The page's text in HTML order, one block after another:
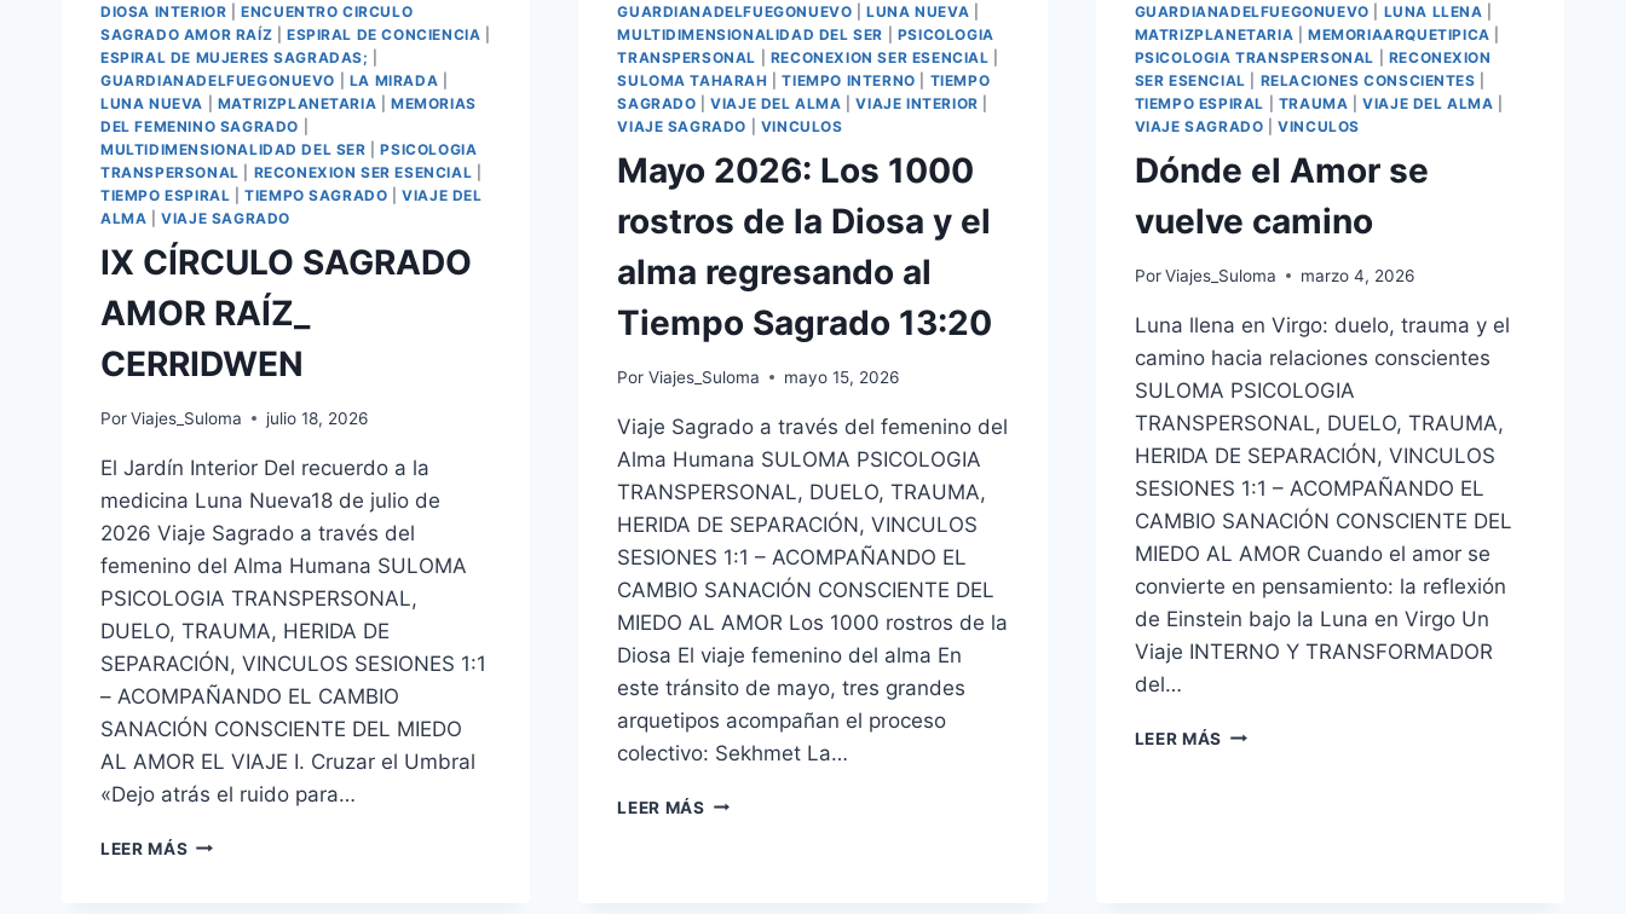
DIOSA INTERIOR |ENCUENTRO CIRCULO
SAGRADO AMOR RAÍZ
ESPIRAL DE CONCIENCIA
ESPIRAL DE MUJERES SAGRADAS;
GUARDIANADELFUEGONUEVO
LA MIRADA
LUNA NUEVA
MATRIZPLANETARIA |MEMORIAS
DEL FEMENINO SAGRADO
MULTIDIMENSIONALIDAD DEL SER |PSICOLOGIA
TRANSPERSONAL
RECONEXION SER ESENCIAL
TIEMPO ESPIRAL |TIEMPO SAGRADO |VIAJE DEL
ALMA |VIAJE SAGRADO
IX CÍRCULO SAGRADO
AMOR RAÍZ_
CERRIDWEN
PorViajes_Suloma julio 18, 2026
El Jardín Interior Del recuerdo a la
medicina Luna Nueva18 de julio de
2026 Viaje Sagrado a través del
femenino del Alma Humana SULOMA
PSICOLOGIA TRANSPERSONAL,
DUELO, TRAUMA, HERIDA DE
SEPARACIÓN, VINCULOS SESIONES 1:1
– ACOMPAÑANDO EL CAMBIO
SANACIÓN CONSCIENTE DEL MIEDO
AL AMOR EL VIAJE I. Cruzar el Umbral
«Dejo atrás el ruido para…
LEER MÁS
GUARDIANADELFUEGONUEVO |LUNA NUEVA
MULTIDIMENSIONALIDAD DEL SER
PSICOLOGIA
TRANSPERSONAL
RECONEXION SER ESENCIAL
SULOMA TAHARAH
|TIEMPO INTERNO
TIEMPO
SAGRADO |VIAJE DEL ALMA |VIAJE INTERIOR
VIAJE SAGRADO
VINCULOS
Mayo 2026: Los 1000
rostros de la Diosa y el
alma regresando al
Tiempo Sagrado 13:20
Por Viajes_Suloma mayo 15, 2026
Viaje Sagrado a través del femenino del
Alma Humana SULOMA PSICOLOGIA
TRANSPERSONAL, DUELO, TRAUMA,
HERIDA DE SEPARACIÓN, VINCULOS
SESIONES 1:1 – ACOMPAÑANDO EL
CAMBIO SANACIÓN CONSCIENTE DEL
MIEDO AL AMOR Los 1000 rostros de la
Diosa El viaje femenino del alma En
este tránsito de mayo, tres grandes
arquetipos acompañan el proceso
colectivo: Sekhmet La…
LEER MÁS
GUARDIANADELFUEGONUEVO
LUNA LLENA
MATRIZPLANETARIA
MEMORIAARQUETIPICA
PSICOLOGIA TRANSPERSONAL
RECONEXION
SER ESENCIAL
RELACIONES CONSCIENTES
TIEMPO ESPIRAL
TRAUMA |VIAJE DEL ALMA
VIAJE SAGRADO |VINCULOS
Dónde el Amor se
vuelve camino
Por Viajes_Suloma marzo 4, 2026
Luna llena en Virgo: duelo, trauma y el
camino hacia relaciones conscientes
SULOMA PSICOLOGIA
TRANSPERSONAL, DUELO, TRAUMA,
HERIDA DE SEPARACIÓN, VINCULOS
SESIONES 1:1 – ACOMPAÑANDO EL
CAMBIO SANACIÓN CONSCIENTE DEL
MIEDO AL AMOR Cuando el amor se
convierte en pensamiento: la reflexión
de Einstein bajo la Luna en Virgo Un
Viaje INTERNO Y TRANSFORMADOR
del…
LEER MÁS